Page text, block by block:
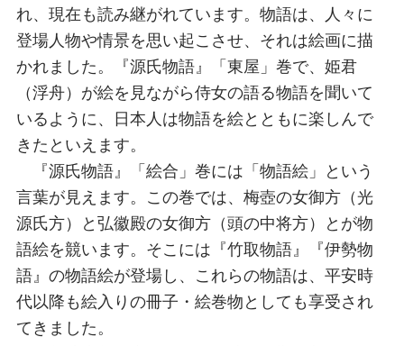
れ、現在も読み継がれています。物語は、人々に
登場人物や情景を思い起こさせ、それは絵画に描
かれました。『源氏物語』「東屋」巻で、姫君
（浮舟）が絵を見ながら侍女の語る物語を聞いて
いるように、日本人は物語を絵とともに楽しんで
きたといえます。
『源氏物語』「絵合」巻には「物語絵」という
言葉が見えます。この巻では、梅壺の女御方（光
源氏方）と弘徽殿の女御方（頭の中将方）とが物
語絵を競います。そこには『竹取物語』『伊勢物
語』の物語絵が登場し、これらの物語は、平安時
代以降も絵入りの冊子・絵巻物としても享受され
てきました。